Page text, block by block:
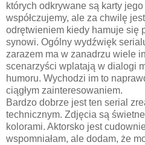
których odkrywane są karty
współczujemy, ale za chwilę
odrętwieniem kiedy hamuje się
synowi. Ogólny wydźwięk
zarazem ma w zanadrzu wiele
scenarzyści wplatają w dialogi
humoru. Wychodzi im to
ciągłym zainteresowaniem.
Bardzo dobrze jest ten serial
technicznym. Zdjęcia są
kolorami. Aktorsko jest
wspomniałam, ale dodam, że